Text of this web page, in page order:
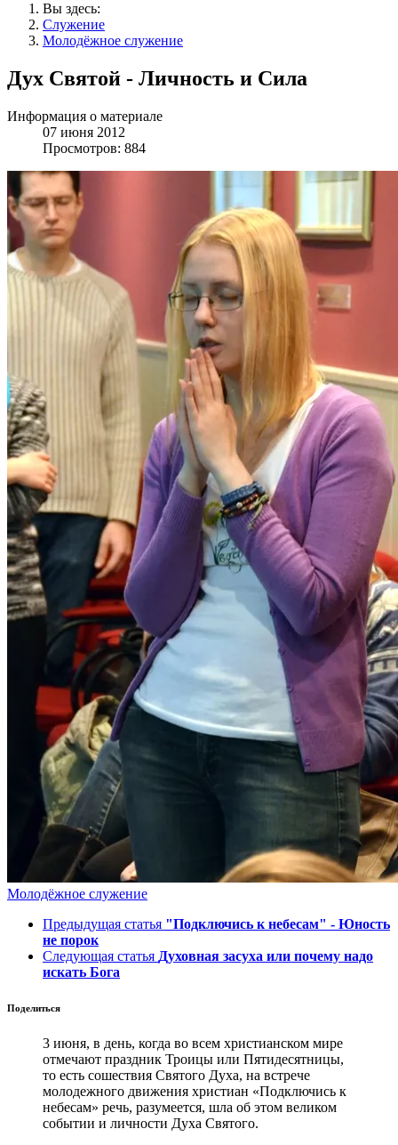
Вы здесь:
Служение
Молодёжное служение
Дух Святой - Личность и Сила
Информация о материале
07 июня 2012
Просмотров: 884
Молодёжное служение
Предыдущая статья "Подключись к небесам" - Юность
не порок
Следующая статья Духовная засуха или почему надо
искать Бога
Поделиться
3 июня, в день, когда во всем христианском мире
отмечают праздник Троицы или Пятидесятницы,
то есть сошествия Святого Духа, на встрече
молодежного движения христиан «Подключись к
небесам» речь, разумеется, шла об этом великом
событии и личности Духа Святого.